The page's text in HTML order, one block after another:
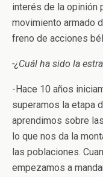
interés de la opinión
movimiento armado
freno de acciones
-¿Cuál ha sido la
-Hace 10 años
superamos la etapa
aprendimos sobre
lo que nos da la
las poblaciones.
empezamos a